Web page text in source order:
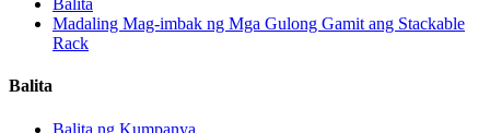
Balita
Madaling Mag-imbak ng Mga Gulong Gamit ang Stackable
Rack
Balita
Balita ng Kumpanya